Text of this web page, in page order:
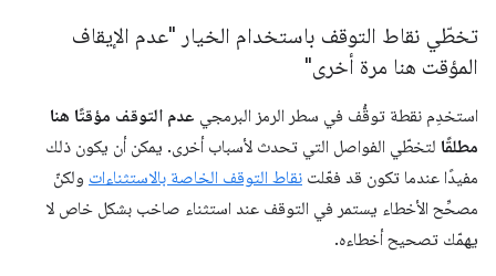
تخطّي نقاط التوقف باستخدام الخيار "عدم الإيقاف
المؤقت هنا مرة أخرى"
استخدِم نقطة توقُّف في سطر الرمز البرمجي عدم التوقف مؤقتًا هنا
مطلقًا لتخطّي الفواصل التي تحدث لأسباب أخرى. يمكن أن يكون ذلك
مفيدًا عندما تكون قد فعّلت نقاط التوقف الخاصة بالاستثناءات ولكنّ
مصحِّح الأخطاء يستمر في التوقف عند استثناء صاخب بشكل خاص لا
يهمّك تصحيح أخطاءه.